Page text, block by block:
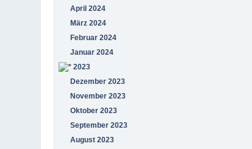
April 2024
März 2024
Februar 2024
Januar 2024
2023
Dezember 2023
November 2023
Oktober 2023
September 2023
August 2023